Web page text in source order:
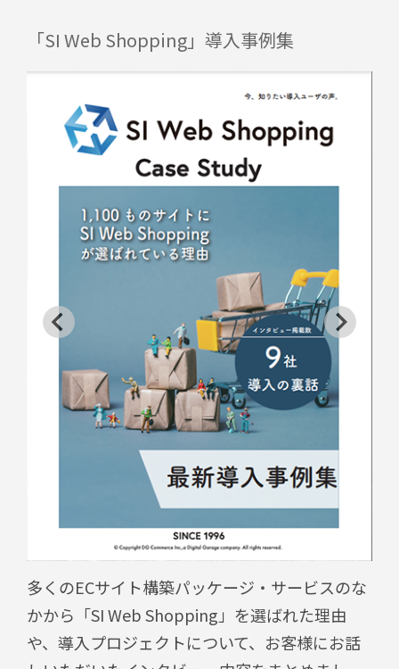
「SI Web Shopping」導入事例集
多くのECサイト構築パッケージ・サービスのな
かから「SI Web Shopping」を選ばれた理由
や、導入プロジェクトについて、お客様にお話